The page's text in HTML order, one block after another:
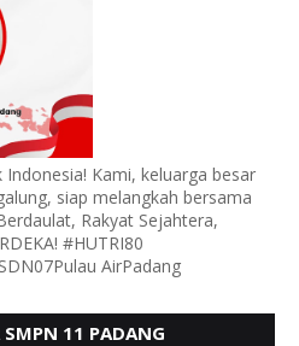
Kami, keluarga besar
siap melangkah bersama
Rakyat Sejahtera,
#HUTRI80
AirPadang
SMPN 11 PADANG